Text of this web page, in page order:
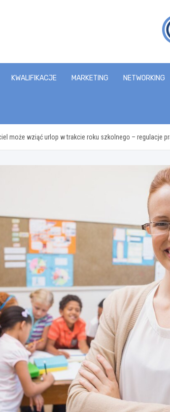
KWALIFIKACJE MARKETING NETWORKING
może wziąć urlop w trakcie roku szkolnego – regulacje